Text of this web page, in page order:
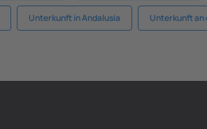
Unterkunft in Andalusia Unterkunft an